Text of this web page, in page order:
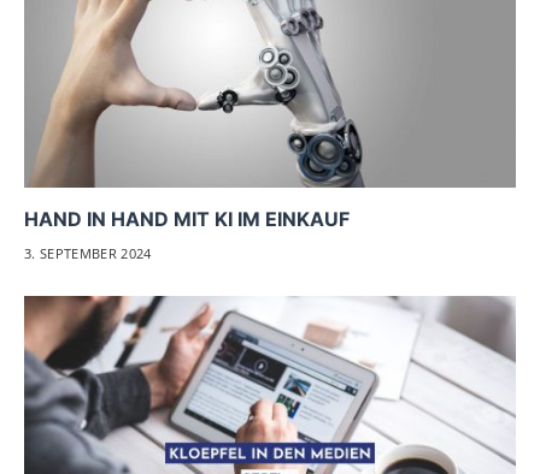
HAND IN HAND MIT KI IM EINKAUF
3. SEPTEMBER 2024